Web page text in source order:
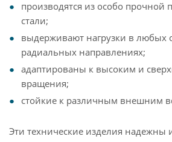
производятся из особо
стали;
выдерживают нагрузки в любых
радиальных направлениях;
адаптированы к высоким и
вращения;
стойкие к различным внешним
Эти технические изделия надежны